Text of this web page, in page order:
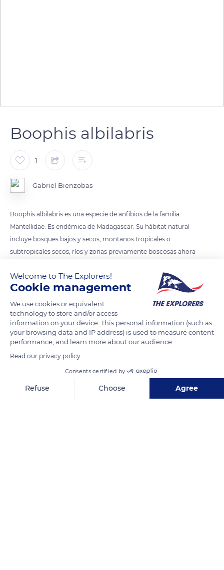
Boophis albilabris
1
Gabriel Bienzobas
Boophis albilabris es una especie de anfibios de la familia
Mantellidae. Es endémica de Madagascar. Su hábitat natural
incluye bosques bajos y secos, montanos tropicales o
subtropicales secos, ríos y zonas previamente boscosas ahora
de su hábitat natural.
Se encuentra en una franja que cruza Madagascar de norte a
sur y que ocupa casi toda la zona este de la isla.
READ MORE TRANSLATE
Welcome to The Explorers!
Cookie management
We use cookies or equivalent
technology to store and/or access
information on your device. This personal information (such as
your browsing data and IP address) is used to measure content
performance, and learn more about our audience.
Read our privacy policy
Consents certified by
Refuse Choose Agree